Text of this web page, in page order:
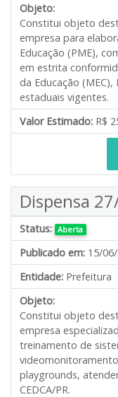
Objeto:
Constitui objeto
empresa para
Educação (PME),
em estrita
da Educação (MEC),
estaduais vigentes.
Valor Estimado: R$
Dispensa
Status: Aberta
Publicado em: 15/
Entidade: Prefeitura
Objeto:
Constitui objeto
empresa
treinamento de
playgrounds,
CEDCA/PR.